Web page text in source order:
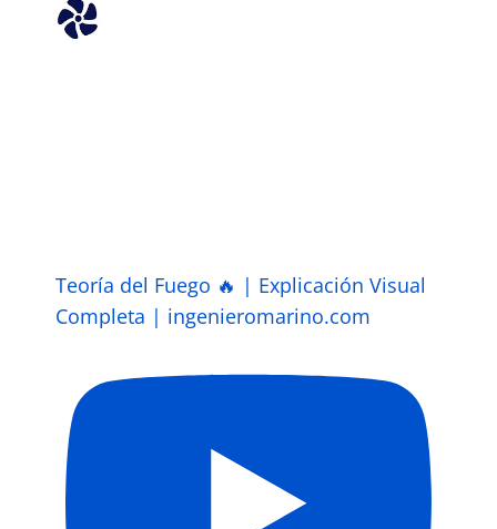
Teoría del Fuego 🔥 | Explicación Visual
Completa | ingenieromarino.com